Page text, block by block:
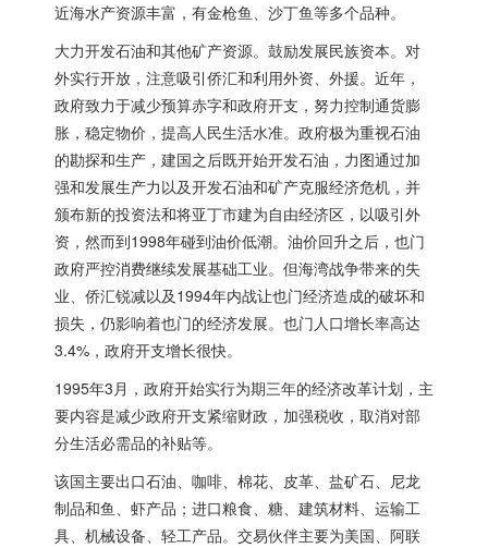
近海水产资源丰富，有金枪鱼、沙丁鱼等多个品种。
大力开发石油和其他矿产资源。鼓励发展民族资本。对
外实行开放，注意吸引侨汇和利用外资、外援。近年，
政府致力于减少预算赤字和政府开支，努力控制通货膨
胀，稳定物价，提高人民生活水准。政府极为重视石油
的勘探和生产，建国之后既开始开发石油，力图通过加
强和发展生产力以及开发石油和矿产克服经济危机，并
颁布新的投资法和将亚丁市建为自由经济区，以吸引外
资，然而到1998年碰到油价低潮。油价回升之后，也门
政府严控消费继续发展基础工业。但海湾战争带来的失
业、侨汇锐减以及1994年内战让也门经济造成的破坏和
损失，仍影响着也门的经济发展。也门人口增长率高达
3.4%，政府开支增长很快。
1995年3月，政府开始实行为期三年的经济改革计划，主
要内容是减少政府开支紧缩财政，加强税收，取消对部
分生活必需品的补贴等。
该国主要出口石油、咖啡、棉花、皮革、盐矿石、尼龙
制品和鱼、虾产品；进口粮食、糖、建筑材料、运输工
具、机械设备、轻工产品。交易伙伴主要为美国、阿联